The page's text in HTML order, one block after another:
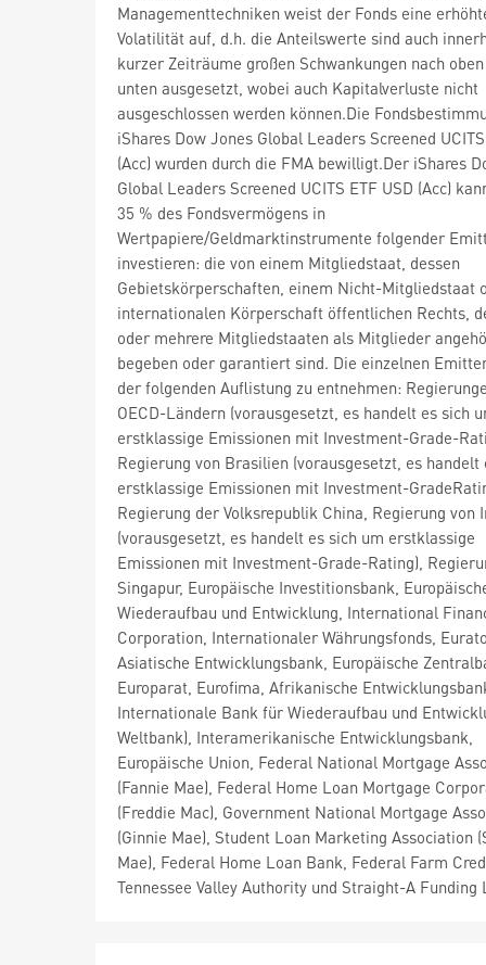
Managementtechniken weist der Fonds eine
Volatilität auf, d.h. die Anteilswerte sind auch
kurzer Zeiträume großen Schwankungen nach
unten ausgesetzt, wobei auch Kapitalverluste nicht
ausgeschlossen werden können.Die
iShares Dow Jones Global Leaders Screened
(Acc) wurden durch die FMA bewilligt.Der iShares
Global Leaders Screened UCITS ETF USD (Acc)
35 % des Fondsvermögens in
Wertpapiere/Geldmarktinstrumente folgender
investieren: die von einem Mitgliedstaat, dessen
Gebietskörperschaften, einem Nicht-Mitgliedstaat
internationalen Körperschaft öffentlichen Rechts,
oder mehrere Mitgliedstaaten als Mitglieder
begeben oder garantiert sind. Die einzelnen
der folgenden Auflistung zu entnehmen:
OECD-Ländern (vorausgesetzt, es handelt es sich
erstklassige Emissionen mit Investment-Grade-
Regierung von Brasilien (vorausgesetzt, es handelt
erstklassige Emissionen mit Investment-
Regierung der Volksrepublik China, Regierung von
(vorausgesetzt, es handelt es sich um erstklassige
Emissionen mit Investment-Grade-Rating),
Singapur, Europäische Investitionsbank,
Wiederaufbau und Entwicklung, International
Corporation, Internationaler Währungsfonds,
Asiatische Entwicklungsbank, Europäische
Europarat, Eurofima, Afrikanische
Internationale Bank für Wiederaufbau und
Weltbank), Interamerikanische Entwicklungsbank,
Europäische Union, Federal National Mortgage
(Fannie Mae), Federal Home Loan Mortgage
(Freddie Mac), Government National Mortgage
(Ginnie Mae), Student Loan Marketing Association
Mae), Federal Home Loan Bank, Federal Farm
Tennessee Valley Authority und Straight-A Funding